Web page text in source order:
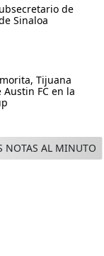
de
Sinaloa
Tijuana
FC en la
NOTAS AL MINUTO